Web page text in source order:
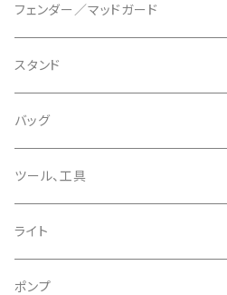
CERAMIC SPEED/セラミックスピード
CHRIS KING/クリスキング
CHROMAG/クロマグ
CHROME/クローム
CONTINENTAL/コンチネンタル
CRANE/クレーン
ボトムブラケット
リアディレーラー
チェーン
タイヤインサート
リムテープ
チューブレスバルブ/ バルブキャップ
シーラント
フェンダー／マッドガード
スタンド
バッグ
サドルバッグ
サコッシュ
バックパック
ツール、工具
ライト
フロントライト
ポンプ